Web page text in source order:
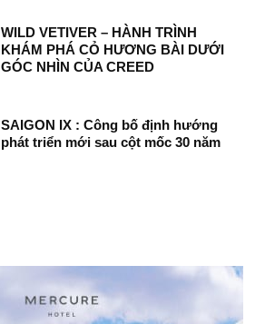
WILD VETIVER – HÀNH TRÌNH
KHÁM PHÁ CỎ HƯƠNG BÀI DƯỚI
GÓC NHÌN CỦA CREED
SAIGON IX : Công bố định hướng
phát triển mới sau cột mốc 30 năm